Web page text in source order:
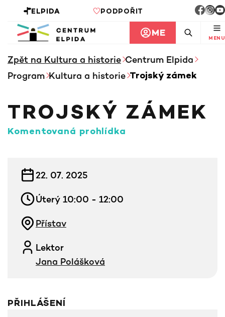
ELPIDA PODPOŘIT
ME MENU
Zpět na Kultura a historie Centrum Elpida
Program Kultura a historie Trojský zámek
TROJSKÝ ZÁMEK
Komentovaná prohlídka
22. 07. 2025
Úterý 10:00 - 12:00
Přístav
Lektor
Jana Polášková
PŘIHLÁŠENÍ